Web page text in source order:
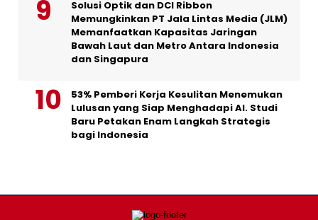
Solusi Optik dan DCI Ribbon
Memungkinkan PT Jala Lintas Media (JLM)
Memanfaatkan Kapasitas Jaringan
Bawah Laut dan Metro Antara Indonesia
dan Singapura
53% Pemberi Kerja Kesulitan Menemukan
Lulusan yang Siap Menghadapi AI. Studi
Baru Petakan Enam Langkah Strategis
bagi Indonesia